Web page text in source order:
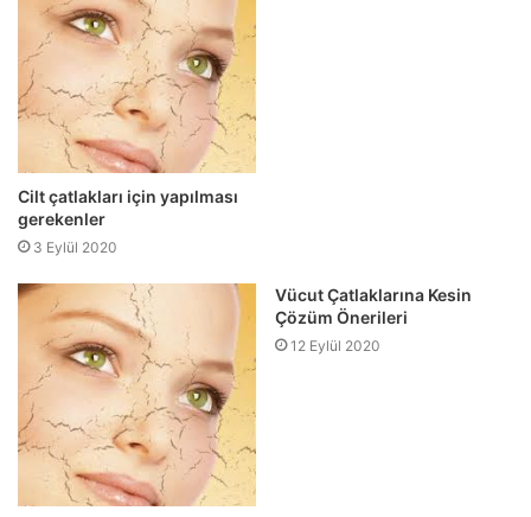
Cilt çatlakları için yapılması
gerekenler
3 Eylül 2020
Vücut Çatlaklarına Kesin
Çözüm Önerileri
12 Eylül 2020